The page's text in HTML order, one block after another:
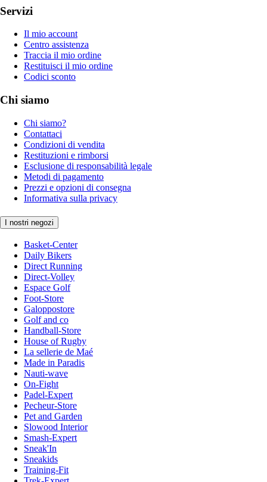
Servizi
Il mio account
Centro assistenza
Traccia il mio ordine
Restituisci il mio ordine
Codici sconto
Chi siamo
Chi siamo?
Contattaci
Condizioni di vendita
Restituzioni e rimborsi
Esclusione di responsabilità legale
Metodi di pagamento
Prezzi e opzioni di consegna
Informativa sulla privacy
I nostri negozi
Basket-Center
Daily Bikers
Direct Running
Direct-Volley
Espace Golf
Foot-Store
Galoppostore
Golf and co
Handball-Store
House of Rugby
La sellerie de Maé
Made in Paradis
Nauti-wave
On-Fight
Padel-Expert
Pecheur-Store
Pet and Garden
Slowood Interior
Smash-Expert
Sneak'In
Sneakids
Training-Fit